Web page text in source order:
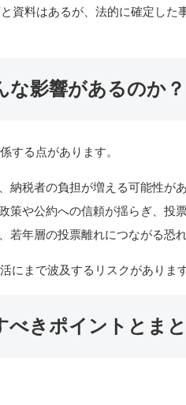
資料はあるが、法的に確定した
影響があるのか？
する点があります。
納税者の負担が増える可能性があ
策や公約への信頼が揺らぎ、投
若年層の投票離れにつながる恐れ
にまで波及するリスクがあります
きポイントとま